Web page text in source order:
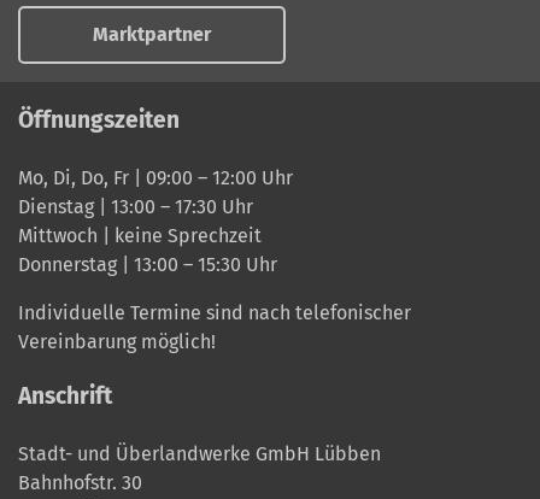
Marktpartner
Öffnungszeiten
Mo, Di, Do, Fr | 09:00 – 12:00 Uhr
Dienstag | 13:00 – 17:30 Uhr
Mittwoch | keine Sprechzeit
Donnerstag | 13:00 – 15:30 Uhr
Individuelle Termine sind nach telefonischer
Vereinbarung möglich!
Anschrift
Stadt- und Überlandwerke GmbH Lübben
Bahnhofstr. 30